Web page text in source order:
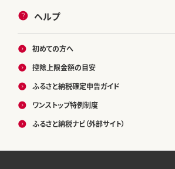
ヘルプ
初めての方へ
控除上限金額の目安
ふるさと納税確定申告ガイド
ワンストップ特例制度
ふるさと納税ナビ（外部サイト）